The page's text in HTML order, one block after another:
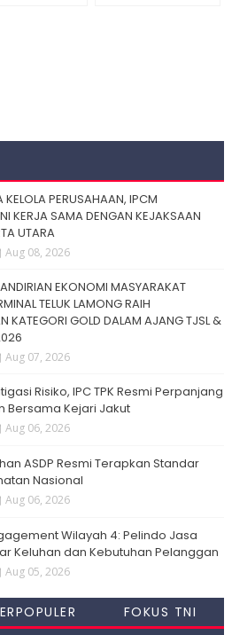
KELOLA PERUSAHAAN, IPCM
KERJA SAMA DENGAN KEJAKSAAN
UTARA
Aug 08, 2026
EKONOMI MASYARAKAT
TELUK LAMONG RAIH
KATEGORI GOLD DALAM AJANG TJSL &
Aug 07, 2026
Risiko, IPC TPK Resmi Perpanjang
Bersama Kejari Jakut
Aug 06, 2026
ASDP Resmi Terapkan Standar
Nasional
Aug 06, 2026
Wilayah 4: Pelindo Jasa
Keluhan dan Kebutuhan Pelanggan
Aug 05, 2026
FOKUS TNI